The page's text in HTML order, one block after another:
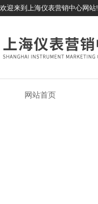
欢迎来到上海仪表营销中心网站!
网站首页